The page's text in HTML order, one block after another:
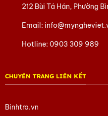
tại đây
đây
212 Bùi Tá Hán, Phường
Email:
Hotline:0903 309 989
CHUYÊN TRANG LIÊN KẾT
Binhtra.vn